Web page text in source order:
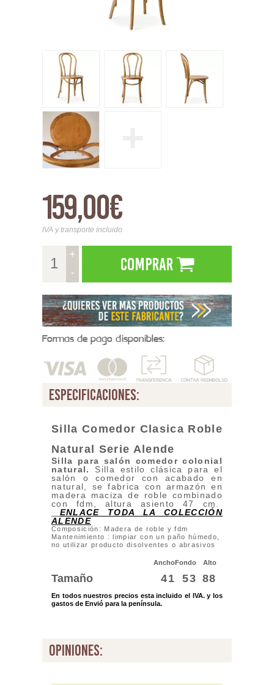
159,00€
IVA y transporte incluido
+
-
Comprar
Formas de pago disponibles:
especificaciones:
Silla Comedor Clasica Roble
Natural Serie Alende
Silla para salón comedor colonial
natural.
Silla estilo clásica para el
salón o comedor con acabado en
natural, se fabrica con armazón en
madera maciza de roble combinado
con fdm, altura asiento 47 cm.
ENLACE TODA LA COLECCIÓN
ALENDE
Composición: Madera de roble y fdm
Mantenimiento : limpiar con un paño húmedo,
no utilizar producto disolventes o abrasivos
AnchoFondo Alto
Tamaño 41 53 88
En todos nuestros precios esta incluido el IVA. y los
gastos de Envió para la península.
opiniones: